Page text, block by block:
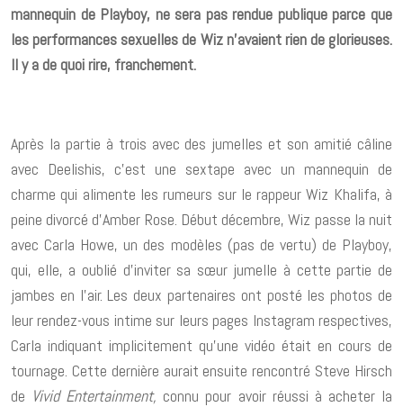
mannequin de Playboy, ne sera pas rendue publique parce que
les performances sexuelles de Wiz n’avaient rien de glorieuses.
Il y a de quoi rire, franchement.
Après la partie à trois avec des jumelles et son amitié câline
avec Deelishis, c’est une sextape avec un mannequin de
charme qui alimente les rumeurs sur le rappeur Wiz Khalifa, à
peine divorcé d’Amber Rose. Début décembre, Wiz passe la nuit
avec Carla Howe, un des modèles (pas de vertu) de Playboy,
qui, elle, a oublié d’inviter sa sœur jumelle à cette partie de
jambes en l’air. Les deux partenaires ont posté les photos de
leur rendez-vous intime sur leurs pages Instagram respectives,
Carla indiquant implicitement qu’une vidéo était en cours de
tournage. Cette dernière aurait ensuite rencontré Steve Hirsch
de Vivid Entertainment, connu pour avoir réussi à acheter la